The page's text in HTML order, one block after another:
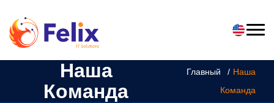
Наша
Команда
Главный
Наша
Команда